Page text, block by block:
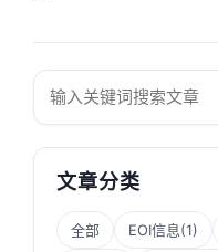
搜
文章分类
全部 EOI信息(1)